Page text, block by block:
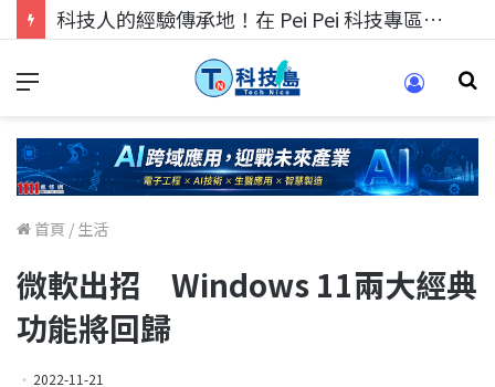
科技人的經驗傳承地！在 Pei Pei 科技專區，與學弟妹交流最硬核的技術
首頁 / 生活
微軟出招 Windows 11兩大經典
功能將回歸
2022-11-21